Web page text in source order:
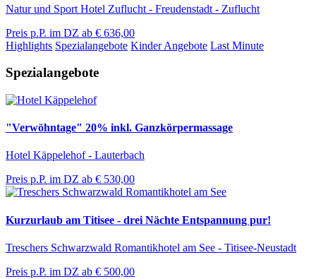
Natur und Sport Hotel Zuflucht - Freudenstadt - Zuflucht
Preis p.P. im DZ ab € 636,00
Highlights Spezialangebote Kinder Angebote Last Minute
Spezialangebote
"Verwöhntage" 20% inkl. Ganzkörpermassage
Hotel Käppelehof - Lauterbach
Preis p.P. im DZ ab € 530,00
Kurzurlaub am Titisee - drei Nächte Entspannung pur!
Treschers Schwarzwald Romantikhotel am See - Titisee-Neustadt
Preis p.P. im DZ ab € 500,00